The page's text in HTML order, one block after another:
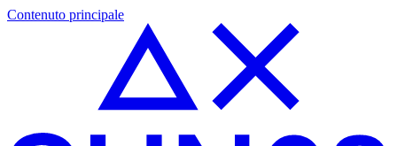
Contenuto principale